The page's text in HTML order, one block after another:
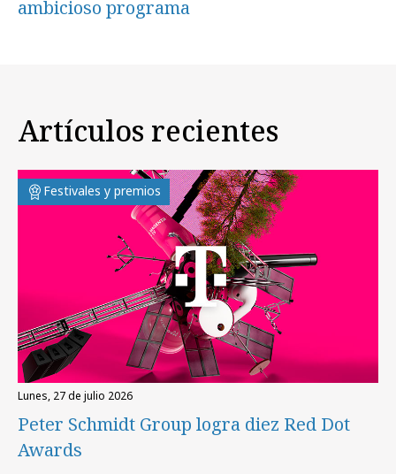
ambicioso programa
Artículos recientes
Festivales y premios
lunes, 27 de julio 2026
Peter Schmidt Group logra diez Red Dot
Awards